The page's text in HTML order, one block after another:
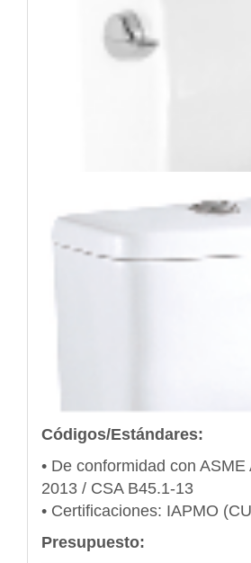
Códigos/Estándares:
• De conformidad con ASME
2013 / CSA B45.1-13
• Certificaciones: IAPMO
Presupuesto: